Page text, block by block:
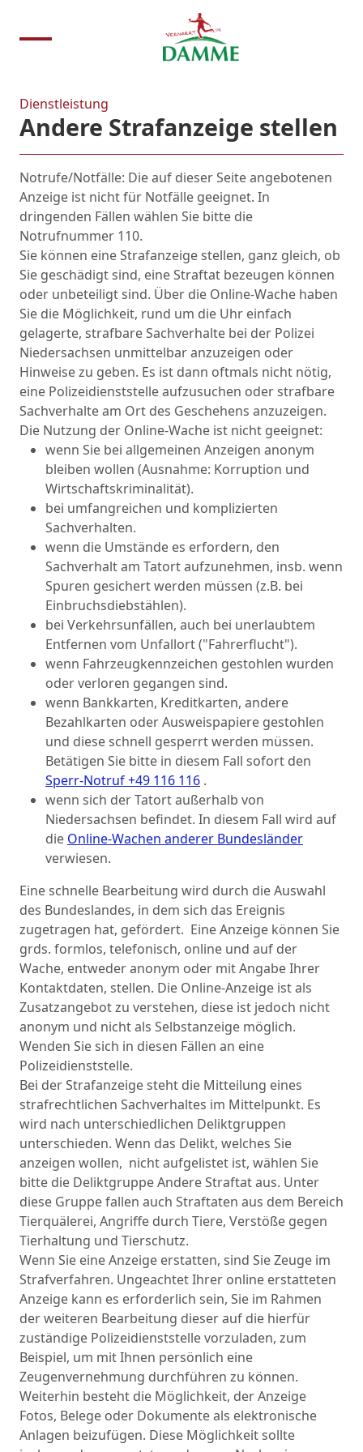
Dienstleistung
Andere Strafanzeige stellen
Notrufe/Notfälle: Die auf dieser Seite angebotenen
Anzeige ist nicht für Notfälle geeignet. In
dringenden Fällen wählen Sie bitte die
Notrufnummer 110.
Sie können eine Strafanzeige stellen, ganz gleich, ob
Sie geschädigt sind, eine Straftat bezeugen können
oder unbeteiligt sind. Über die Online-Wache haben
Sie die Möglichkeit, rund um die Uhr einfach
gelagerte, strafbare Sachverhalte bei der Polizei
Niedersachsen unmittelbar anzuzeigen oder
Hinweise zu geben. Es ist dann oftmals nicht nötig,
eine Polizeidienststelle aufzusuchen oder strafbare
Sachverhalte am Ort des Geschehens anzuzeigen.
Die Nutzung der Online-Wache ist nicht geeignet:
wenn Sie bei allgemeinen Anzeigen anonym
bleiben wollen (Ausnahme: Korruption und
Wirtschaftskriminalität).
bei umfangreichen und komplizierten
Sachverhalten.
wenn die Umstände es erfordern, den
Sachverhalt am Tatort aufzunehmen, insb. wenn
Spuren gesichert werden müssen (z.B. bei
Einbruchsdiebstählen).
bei Verkehrsunfällen, auch bei unerlaubtem
Entfernen vom Unfallort ("Fahrerflucht").
wenn Fahrzeugkennzeichen gestohlen wurden
oder verloren gegangen sind.
wenn Bankkarten, Kreditkarten, andere
Bezahlkarten oder Ausweispapiere gestohlen
und diese schnell gesperrt werden müssen.
Betätigen Sie bitte in diesem Fall sofort den
Sperr-Notruf +49 116 116 .
wenn sich der Tatort außerhalb von
Niedersachsen befindet. In diesem Fall wird auf
die Online-Wachen anderer Bundesländer
verwiesen.
Eine schnelle Bearbeitung wird durch die Auswahl
des Bundeslandes, in dem sich das Ereignis
zugetragen hat, gefördert. Eine Anzeige können Sie
grds. formlos, telefonisch, online und auf der
Wache, entweder anonym oder mit Angabe Ihrer
Kontaktdaten, stellen. Die Online-Anzeige ist als
Zusatzangebot zu verstehen, diese ist jedoch nicht
anonym und nicht als Selbstanzeige möglich.
Wenden Sie sich in diesen Fällen an eine
Polizeidienststelle.
Bei der Strafanzeige steht die Mitteilung eines
strafrechtlichen Sachverhaltes im Mittelpunkt. Es
wird nach unterschiedlichen Deliktgruppen
unterschieden. Wenn das Delikt, welches Sie
anzeigen wollen, nicht aufgelistet ist, wählen Sie
bitte die Deliktgruppe Andere Straftat aus. Unter
diese Gruppe fallen auch Straftaten aus dem Bereich
Tierquälerei, Angriffe durch Tiere, Verstöße gegen
Tierhaltung und Tierschutz.
Wenn Sie eine Anzeige erstatten, sind Sie Zeuge im
Strafverfahren. Ungeachtet Ihrer online erstatteten
Anzeige kann es erforderlich sein, Sie im Rahmen
der weiteren Bearbeitung dieser auf die hierfür
zuständige Polizeidienststelle vorzuladen, zum
Beispiel, um mit Ihnen persönlich eine
Zeugenvernehmung durchführen zu können.
Weiterhin besteht die Möglichkeit, der Anzeige
Fotos, Belege oder Dokumente als elektronische
Anlagen beizufügen. Diese Möglichkeit sollte